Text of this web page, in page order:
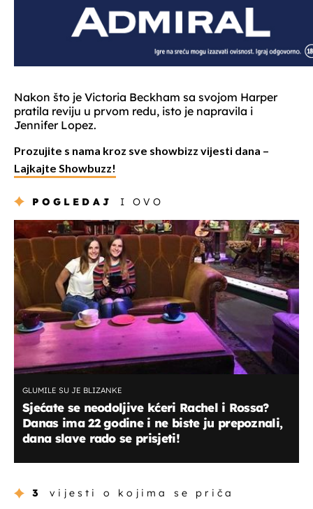
Nakon što je Victoria Beckham sa svojom Harper
pratila reviju u prvom redu, isto je napravila i
Jennifer Lopez.
Prozujite s nama kroz sve showbizz vijesti dana –
Lajkajte Showbuzz!
POGLEDAJ I OVO
GLUMILE SU JE BLIZANKE
Sjećate se neodoljive kćeri Rachel i Rossa?
Danas ima 22 godine i ne biste ju prepoznali,
dana slave rado se prisjeti!
3 vijesti o kojima se priča